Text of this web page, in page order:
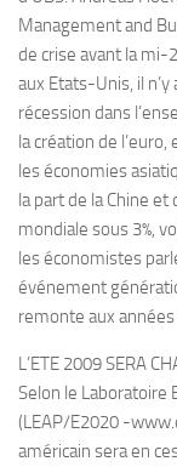
Management and
de crise avant la mi-
aux Etats-Unis, il
récession dans
la création de
les économies
la part de la Chine
mondiale sous 3%,
les économistes
événement
remonte aux
L’ETE 2009 SERA
Selon le Laboratoire
(LEAP/E2020 -
américain sera en